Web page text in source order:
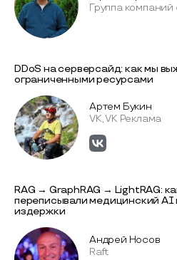
Группа компаний
DDoS на серверсайд: как мы
ограниченными ресурсами
Артем Букин
VK, VK Реклама
RAG → GraphRAG → LightRAG:
переписывали медицинский AI
издержки
Андрей Носов
Raft